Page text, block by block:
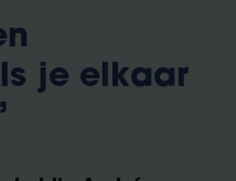
je elkaar